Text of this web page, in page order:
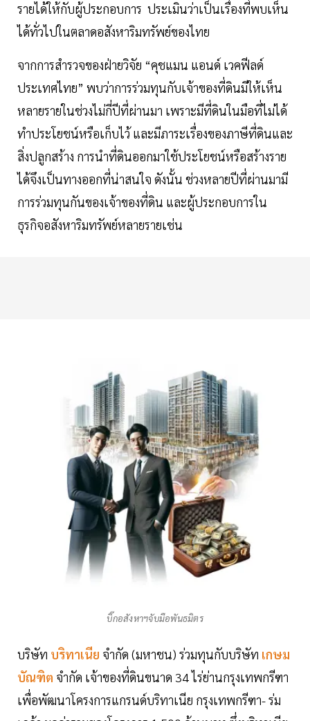
รายได้ให้กับผู้ประกอบการ ประเมินว่าเป็นเรื่องที่พบเห็น
ได้ทั่วไปในตลาดอสังหาริมทรัพย์ของไทย
จากการสำรวจของฝ่ายวิจัย “คุชแมน แอนด์ เวคฟีลด์
ประเทศไทย” พบว่าการร่วมทุนกับเจ้าของที่ดินมีให้เห็น
หลายรายในช่วงไม่กี่ปีที่ผ่านมา เพราะมีที่ดินในมือที่ไม่ได้
ทำประโยชน์หรือเก็บไว้ และมีภาระเรื่องของภาษีที่ดินและ
สิ่งปลูกสร้าง การนำที่ดินออกมาใช้ประโยชน์หรือสร้างราย
ได้จึงเป็นทางออกที่น่าสนใจ ดังนั้น ช่วงหลายปีที่ผ่านมามี
การร่วมทุนกันของเจ้าของที่ดิน และผู้ประกอบการใน
ธุรกิจอสังหาริมทรัพย์หลายรายเช่น
บิ๊กอสังหาฯจับมือพันธมิตร
บริษัท บริทาเนีย จำกัด (มหาชน) ร่วมทุนกับบริษัท เกษม
บัณฑิต จำกัด เจ้าของที่ดินขนาด 34 ไร่ย่านกรุงเทพกรีฑา
เพื่อพัฒนาโครงการแกรนด์บริทาเนีย กรุงเทพกรีฑา- ร่ม